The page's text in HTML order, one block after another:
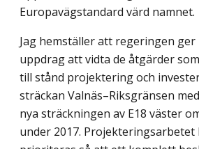
Europavägstandard värd namnet.
Jag hemställer att regeringen
uppdrag att vidta de åtgärder
till stånd projektering och
sträckan Valnäs–Riksgränsen
nya sträckningen av E18 väster
under 2017. Projekteringsarbetet